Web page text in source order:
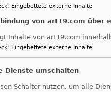
(Stand: 2026)
der Evang.
: Eingebettete externe Inhalte
von art19.com über
Inhalte von art19.com
: Eingebettete externe Inhalte
Dienste umschalten
Schalter nutzen, um alle